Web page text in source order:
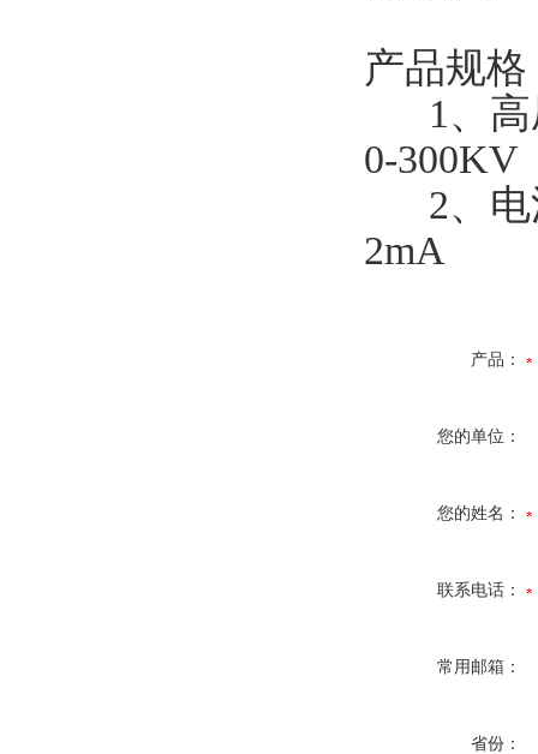
产品规格
1、高
0-300KV
2、电
2mA
产品：
您的单位：
您的姓名：
联系电话：
常用邮箱：
省份：